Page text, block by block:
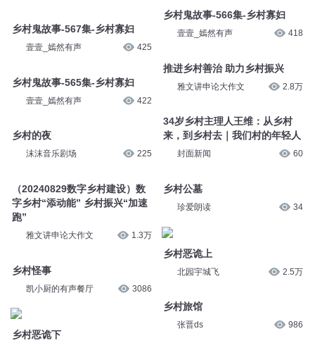
乡村鬼故事-567集-乡村寡妇
壹壹_嫣然有声 425
乡村鬼故事-565集-乡村寡妇
壹壹_嫣然有声 422
乡村的夜
沫沫音乐剧场 225
（20240829数字乡村建设）数
字乡村“添动能” 乡村振兴“加速
跑”
雅文讲申论大作文 1.3万
乡村怪事
凯小厨的有声餐厅 3086
乡村恶诡下
乡村鬼故事-566集-乡村寡妇
壹壹_嫣然有声 418
推进乡村善治 助力乡村振兴
雅文讲申论大作文 2.8万
34岁乡村主理人王维：从乡村
来，到乡村去｜我们村的年轻人
封面新闻 60
乡村公墓
珍爱朗读 34
乡村恶诡上
北园宇城飞 2.5万
乡村旅馆
张晋ds 986